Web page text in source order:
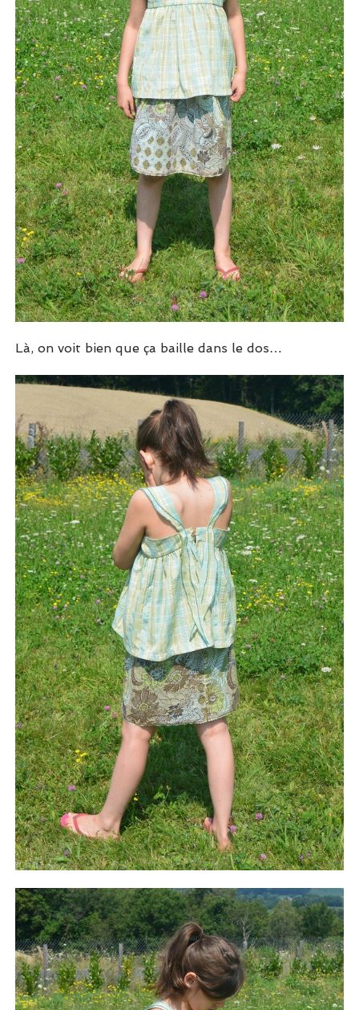
Là, on voit bien que ça baille dans le dos…